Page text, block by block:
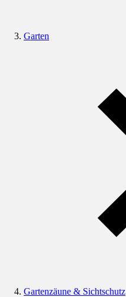
Garten
Gartenzäune & Sichtschutz